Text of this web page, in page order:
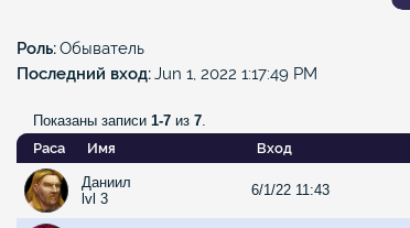
Роль Обыватель
Последний вход Jun 1, 2022 1:17:49 PM
Показаны записи 1-7 из 7.
Раса
Имя Вход
Даниил
lvl 3
6/1/22 11:43